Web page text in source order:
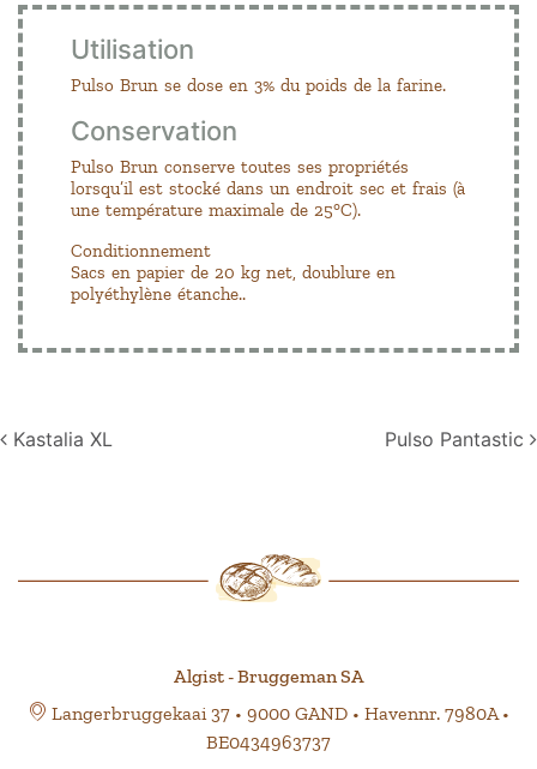
Utilisation
Pulso Brun se dose en 3% du poids de la farine.
Conservation
Pulso Brun conserve toutes ses propriétés
lorsqu’il est stocké dans un endroit sec et frais (à
une température maximale de 25°C).
Conditionnement
Sacs en papier de 20 kg net, doublure en
polyéthylène étanche..
Navigation
Kastalia XL Pulso Pantastic
Algist - Bruggeman SA
Langerbruggekaai 37 • 9000 GAND • Havennr. 7980A •
BE0434963737